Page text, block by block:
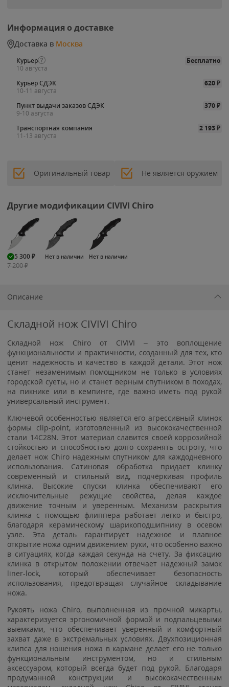
Информация о доставке
Доставка в Москва
Курьер
Бесплатно
10 августа
Курьер СДЭК
620₽
10-11 августа
Пункт выдачи заказов СДЭК
370₽
9-10 августа
Транспортная компания
2 193₽
11-13 августа
Оригинальный товар Не является оружием
Другие модификации CIVIVI Chiro
5 300₽
7 200₽
Нет в наличии Нет в наличии
Описание
Складной нож CIVIVI Chiro
Складной нож Chiro от CIVIVI – это воплощение
функциональности и практичности, созданный для тех, кто
ценит надежность и качество в каждой детали. Этот нож
станет незаменимым помощником не только в условиях
городской суеты, но и станет верным спутником в походах,
на пикнике или в кемпинге, где важно иметь под рукой
универсальный инструмент.
Ключевой особенностью является его агрессивный клинок
формы clip-point, изготовленный из высококачественной
стали 14C28N. Этот материал славится своей коррозийной
стойкостью и способностью долго сохранять остроту, что
делает нож Chiro надежным спутником для каждодневного
использования. Сатиновая обработка придает клинку
современный и стильный вид, подчёркивая профиль
клинка. Высокие спуски клинка обеспечивают его
исключительные режущие свойства, делая каждое
движение точным и уверенным. Механизм раскрытия
клинка с помощью флиппера работает легко и быстро,
благодаря керамическому шарикоподшипнику в осевом
узле. Эта деталь гарантирует надежное и плавное
открытие ножа одним движением руки, что особенно важно
в ситуациях, когда каждая секунда на счету. За фиксацию
клинка в открытом положении отвечает надежный замок
liner-lock, который обеспечивает безопасность
использования, предотвращая случайное складывание
ножа.
Рукоять ножа Chiro, выполненная из прочной микарты,
характеризуется эргономичной формой и подпальцевыми
выемками, что обеспечивает уверенный и комфортный
захват даже в экстремальных условиях. Двухпозиционная
клипса для ношения ножа в кармане делает его не только
функциональным инструментом, но и стильным
аксессуаром, который всегда будет под рукой. Благодаря
продуманной конструкции и высококачественным